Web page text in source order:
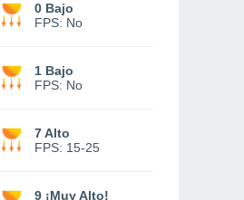
0 Bajo
FPS: No
1 Bajo
FPS: No
7 Alto
FPS: 15-25
9 ¡Muy Alto!